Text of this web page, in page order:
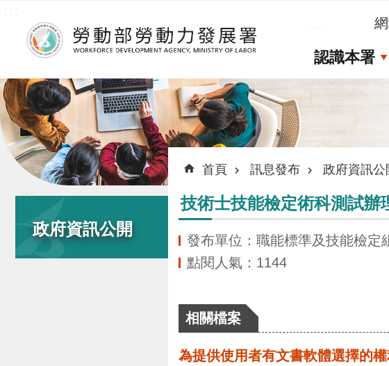
認識本署
:::
政府資訊公開
::: 首頁 訊息發布 政府資訊公
技術士技能檢定術科測試辦
發布單位：職能標準及技能檢定
點閱人氣：1144
相關檔案
為提供使用者有文書軟體選擇的